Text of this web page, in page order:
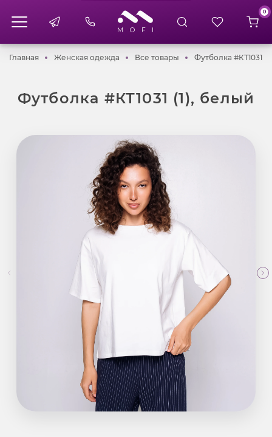
0
ГлавнаяГлавнаяЖенская одежда Женская одежда
Все товары Все товары
Футболка #КТ1031
Футболка #КТ1031 (1), белый